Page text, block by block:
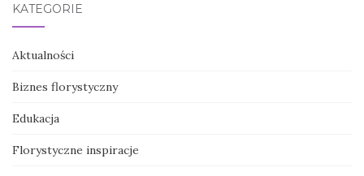
KATEGORIE
Aktualności
Biznes florystyczny
Edukacja
Florystyczne inspiracje